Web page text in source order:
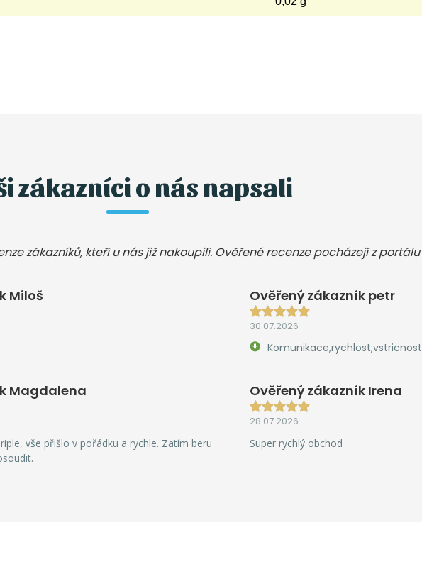
zákazníci o nás napsali
zákazníků, kteří u nás již nakoupili. Ověřené recenze pocházejí z portálu
Miloš Ověřený zákazník petr
30.07.2026
Komunikace,rychlost,vstricnost
Magdalena
vše přišlo v pořádku a rychle. Zatím beru
Ověřený zákazník Irena
28.07.2026
Super rychlý obchod